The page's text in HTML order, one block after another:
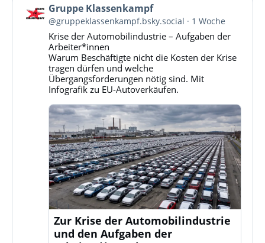
Beitrag
von
Gruppe
Klassenkampf
Bluesky
ansehen
Gruppe Klassenkampf
@gruppeklassenkampf.bsky.social 1 Woche
Krise der Automobilindustrie – Aufgaben der
Arbeiter*innen
Warum Beschäftigte nicht die Kosten der Krise
tragen dürfen und welche
Übergangsforderungen nötig sind. Mit
Infografik zu EU-Autoverkäufen.
Zur Krise der Automobilindustrie
und den Aufgaben der